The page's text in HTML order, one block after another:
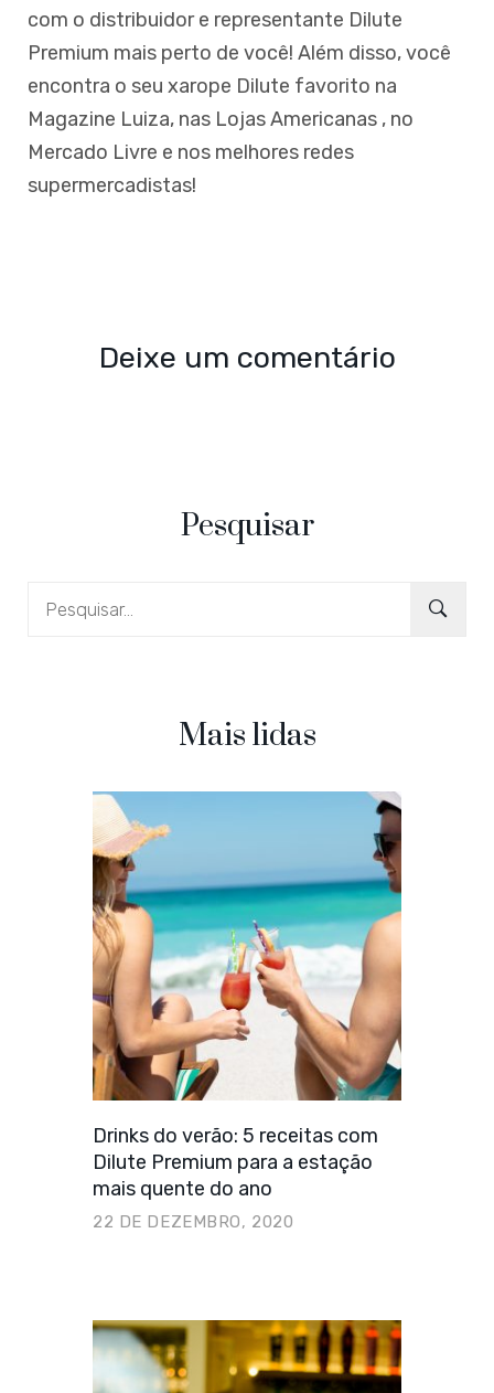
com o distribuidor e representante Dilute
Premium mais perto de você! Além disso, você
encontra o seu xarope Dilute favorito na
Magazine Luiza, nas Lojas Americanas , no
Mercado Livre e nos melhores redes
supermercadistas!
Deixe um comentário
Pesquisar
Mais lidas
Drinks do verão: 5 receitas com
Dilute Premium para a estação
mais quente do ano
22 DE DEZEMBRO, 2020